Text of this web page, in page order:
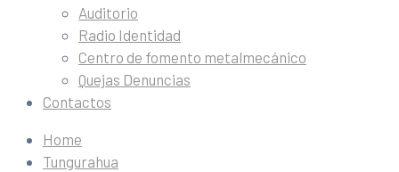
Auditorio
Radio Identidad
Centro de fomento metalmecánico
Quejas Denuncias
Contactos
Home
Tungurahua